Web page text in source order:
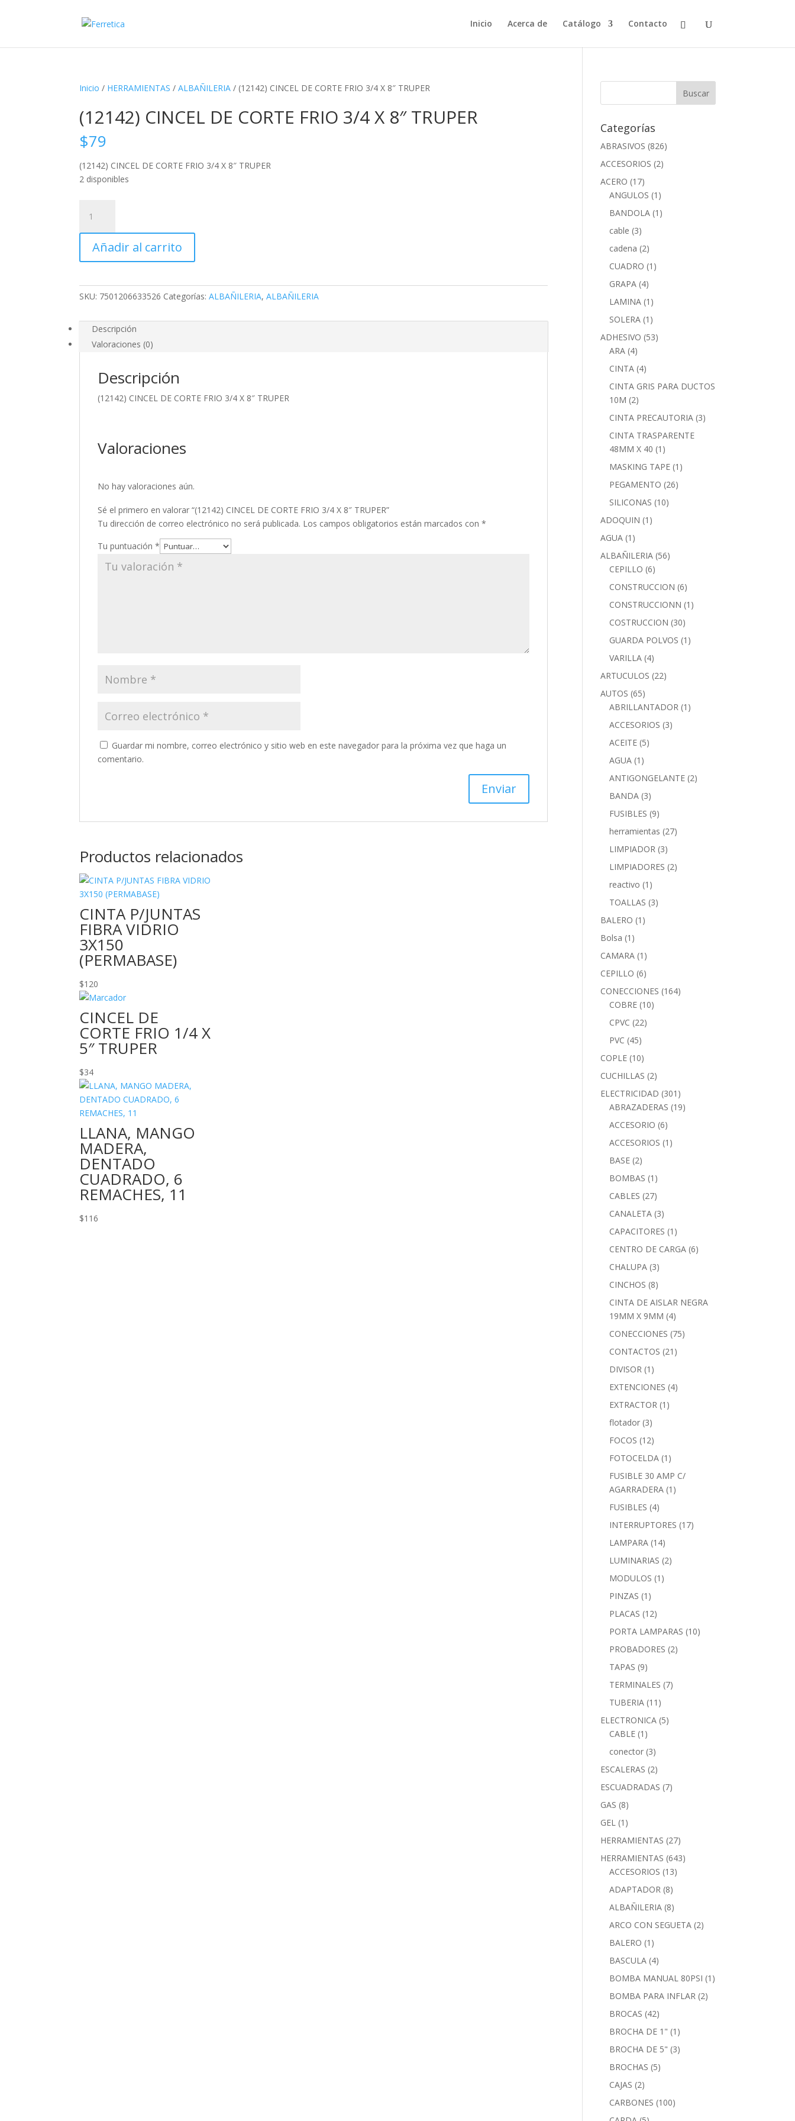
Inicio Acerca de Catálogo Contacto
Inicio / HERRAMIENTAS /ALBAÑILERIA / (12142) CINCEL DE CORTE FRIO 3/4 X 8″ TRUPER
(12142) CINCEL DE CORTE FRIO 3/4 X 8″ TRUPER
$79
(12142) CINCEL DE CORTE FRIO 3/4 X 8″ TRUPER
2 disponibles
CINCEL
DE
CORTE
FRIO
X
8"
cantidad
Añadir al carrito
SKU: 7501206633526 Categorías:ALBAÑILERIA,ALBAÑILERIA
Descripción
Valoraciones (0)
Descripción
(12142) CINCEL DE CORTE FRIO 3/4 X 8″ TRUPER
Valoraciones
No hay valoraciones aún.
Sé el primero en valorar “(12142) CINCEL DE CORTE FRIO 3/4 X 8″ TRUPER”
Tu dirección de correo electrónico no será publicada. Los campos obligatorios están marcados con*
Tu puntuación*
Guardar mi nombre, correo electrónico y sitio web en este navegador para la próxima vez que haga un
comentario.
Productos relacionados
CINTA P/JUNTAS
FIBRA VIDRIO
3X150
(PERMABASE)
$120
CINCEL DE
CORTE FRIO 1/4 X
5″ TRUPER
$34
LLANA, MANGO
MADERA,
DENTADO
CUADRADO, 6
REMACHES, 11
$116
Categorías
ABRASIVOS (826)
ACCESORIOS (2)
ACERO (17)
ANGULOS (1)
BANDOLA (1)
cable (3)
cadena (2)
CUADRO (1)
GRAPA (4)
LAMINA (1)
SOLERA (1)
ADHESIVO (53)
ARA (4)
CINTA (4)
CINTA GRIS PARA DUCTOS
10M (2)
CINTA PRECAUTORIA (3)
CINTA TRASPARENTE
48MM X 40 (1)
MASKING TAPE (1)
PEGAMENTO (26)
SILICONAS (10)
ADOQUIN (1)
AGUA (1)
ALBAÑILERIA (56)
CEPILLO (6)
CONSTRUCCION (6)
CONSTRUCCIONN (1)
COSTRUCCION (30)
GUARDA POLVOS (1)
VARILLA (4)
ARTUCULOS (22)
AUTOS (65)
ABRILLANTADOR (1)
ACCESORIOS (3)
ACEITE (5)
AGUA (1)
ANTIGONGELANTE (2)
BANDA (3)
FUSIBLES (9)
herramientas (27)
LIMPIADOR (3)
LIMPIADORES (2)
reactivo (1)
TOALLAS (3)
BALERO (1)
Bolsa (1)
CAMARA (1)
CEPILLO (6)
CONECCIONES (164)
COBRE (10)
CPVC (22)
PVC (45)
COPLE (10)
CUCHILLAS (2)
ELECTRICIDAD (301)
ABRAZADERAS (19)
ACCESORIO (6)
ACCESORIOS (1)
BASE (2)
BOMBAS (1)
CABLES (27)
CANALETA (3)
CAPACITORES (1)
CENTRO DE CARGA (6)
CHALUPA (3)
CINCHOS (8)
CINTA DE AISLAR NEGRA
19MM X 9MM (4)
CONECCIONES (75)
CONTACTOS (21)
DIVISOR (1)
EXTENCIONES (4)
EXTRACTOR (1)
flotador (3)
FOCOS (12)
FOTOCELDA (1)
FUSIBLE 30 AMP C/
AGARRADERA (1)
FUSIBLES (4)
INTERRUPTORES (17)
LAMPARA (14)
LUMINARIAS (2)
MODULOS (1)
PINZAS (1)
PLACAS (12)
PORTA LAMPARAS (10)
PROBADORES (2)
TAPAS (9)
TERMINALES (7)
TUBERIA (11)
ELECTRONICA (5)
CABLE (1)
conector (3)
ESCALERAS (2)
ESCUADRADAS (7)
GAS (8)
GEL (1)
HERRAMIENTAS (27)
HERRAMIENTAS (643)
ACCESORIOS (13)
ADAPTADOR (8)
ALBAÑILERIA (8)
ARCO CON SEGUETA (2)
BALERO (1)
BASCULA (4)
BOMBA MANUAL 80PSI (1)
BOMBA PARA INFLAR (2)
BROCAS (42)
BROCHA DE 1" (1)
BROCHA DE 5" (3)
BROCHAS (5)
CAJAS (2)
CARBONES (100)